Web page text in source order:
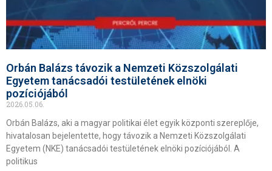
Orbán Balázs távozik a Nemzeti Közszolgálati
Egyetem tanácsadói testületének elnöki
pozíciójából
2026.05.06.
Orbán Balázs, aki a magyar politikai élet egyik központi szereplője,
hivatalosan bejelentette, hogy távozik a Nemzeti Közszolgálati
Egyetem (NKE) tanácsadói testületének elnöki pozíciójából. A
politikus